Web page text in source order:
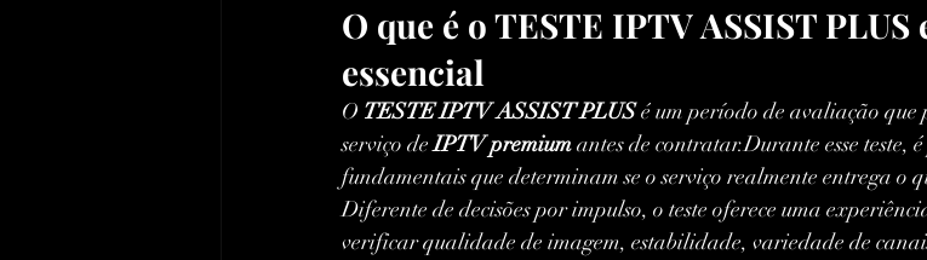
O que é o TESTE IPTV ASSIST PLUS
essencial
O TESTE IPTV ASSIST PLUS é um período de avaliação que
serviço de IPTV premium antes de contratar.Durante esse teste,
fundamentais que determinam se o serviço realmente entrega o
Diferente de decisões por impulso, o teste oferece uma
verificar qualidade de imagem, estabilidade, variedade de